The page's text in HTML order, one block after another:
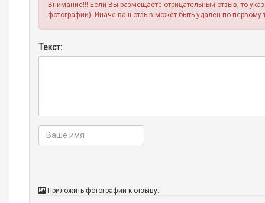
Внимание!!! Если Вы размещаете отрицательный отзыв, то
фотографии). Иначе ваш отзыв может быть удален по первому
Текст:
Приложить фотографии к отзыву: